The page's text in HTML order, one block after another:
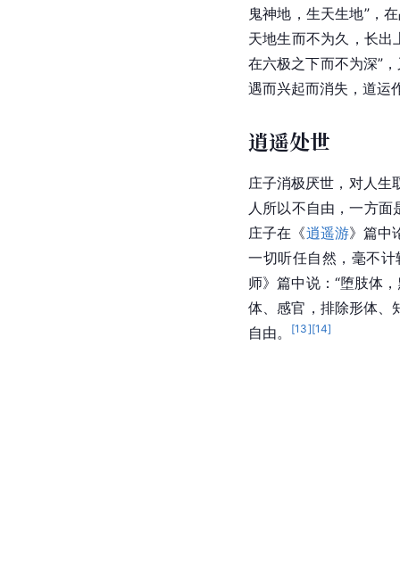
鬼神地，生天生地”，
天地生而不为久，长出
在六极之下而不为深”
遇而兴起而消失，道运
逍遥处世
庄子消极厌世，对人生
人所以不自由，一方面
庄子在《逍遥游》篇中
一切听任自然，毫不
师》篇中说：“堕肢体
体、感官，排除形体、
自由。
[13][14]